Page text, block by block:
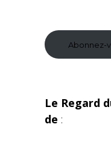
Abonnez-
Le Regard
de :